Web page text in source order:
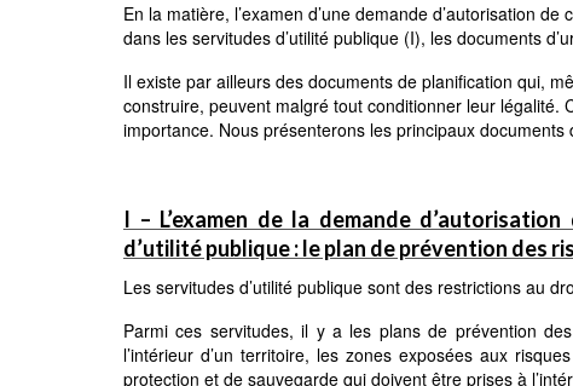
En la matière, l’examen d’une demande d’autorisation
dans les servitudes d’utilité publique (I), les documents
Il existe par ailleurs des documents de planification qui,
construire, peuvent malgré tout conditionner leur légalité.
importance. Nous présenterons les principaux documents
I – L’examen de la demande
d’utilité publique : le plan de prévention des
Les servitudes d’utilité publique sont des restrictions au
Parmi ces servitudes, il y a les plans de prévention
l’intérieur d’un territoire, les zones exposées aux
protection et de sauvegarde qui doivent être prises à